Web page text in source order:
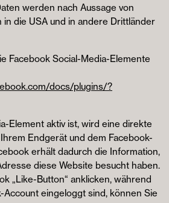
werden nach Aussage von
in die USA und in andere Drittländer
Facebook Social-Media-Elemente
docs/plugins/?
Element aktiv ist, wird eine direkte
Endgerät und dem Facebook-
erhält dadurch die Information,
diese Website besucht haben.
„Like-Button“ anklicken, während
Account eingeloggt sind, können Sie